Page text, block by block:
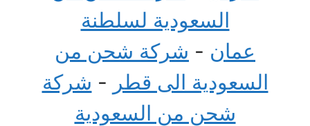
السعودية لسلطنة
عمان - شركة شحن من
السعودية الى قطر - شركة
شحن من السعودية